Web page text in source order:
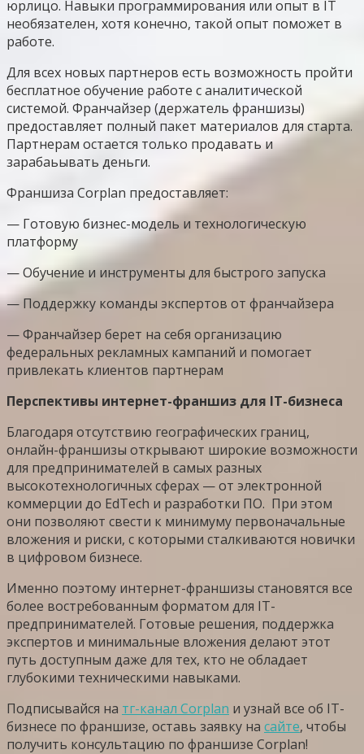
юрлицо. Навыки программирования или опыт в IT
необязателен, хотя конечно, такой опыт поможет в
работе.
Для всех новых партнеров есть возможность пройти
бесплатное обучение работе с аналитической
системой. Франчайзер (держатель франшизы)
предоставляет полный пакет материалов для старта.
Партнерам остается только продавать и
зарабаьывать деньги.
Франшиза Corplan предоставляет:
— Готовую бизнес-модель и технологическую
платформу
— Обучение и инструменты для быстрого запуска
— Поддержку команды экспертов от франчайзера
— Франчайзер берет на себя организацию
федеральных рекламных кампаний и помогает
привлекать клиентов партнерам
Перспективы интернет-франшиз для IT-бизнеса
Благодаря отсутствию географических границ,
онлайн-франшизы открывают широкие возможности
для предпринимателей в самых разных
высокотехнологичных сферах — от электронной
коммерции до EdTech и разработки ПО. При этом
они позволяют свести к минимуму первоначальные
вложения и риски, с которыми сталкиваются новички
в цифровом бизнесе.
Именно поэтому интернет-франшизы становятся все
более востребованным форматом для IT-
предпринимателей. Готовые решения, поддержка
экспертов и минимальные вложения делают этот
путь доступным даже для тех, кто не обладает
глубокими техническими навыками.
Подписывайся на тг-канал Corplan и узнай все об IT-
бизнесе по франшизе, оставь заявку на сайте, чтобы
получить консультацию по франшизе Corplan!